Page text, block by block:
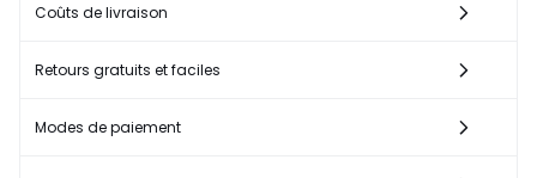
Coûts de livraison
Retours gratuits et faciles
Modes de paiement